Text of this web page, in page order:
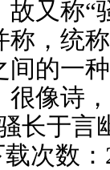
故又称“
称，统
间的一
很像诗
长于言
次数：